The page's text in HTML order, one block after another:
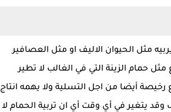
مثل الحيوان الاليف او مثل العصافير
حمام الزينة التي في الغالب لا تطير
رخيصة أيضا من اجل التسلية ولا يهمه انتاج
يتغير في أي وقت أي ان تربية الحمام لا